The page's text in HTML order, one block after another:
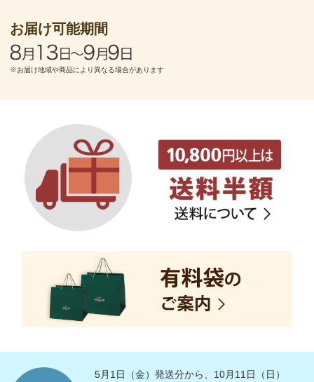
お届け可能期間
※お届け地域や商品により異なる場合があります
5月1日（金）発送分から、10月11日（日）